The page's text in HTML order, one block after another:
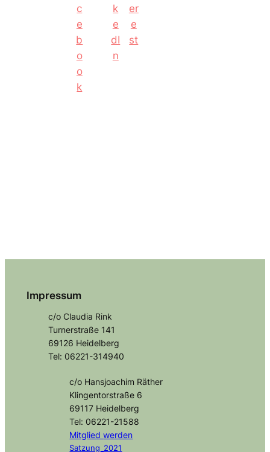
Impressum
c/o Claudia Rink
Turnerstraße 141
69126 Heidelberg
Tel: 06221-314940
c/o Hansjoachim Räther
Klingentorstraße 6
69117 Heidelberg
Tel: 06221-21588
Mitgliedwerden
Satzung_2021